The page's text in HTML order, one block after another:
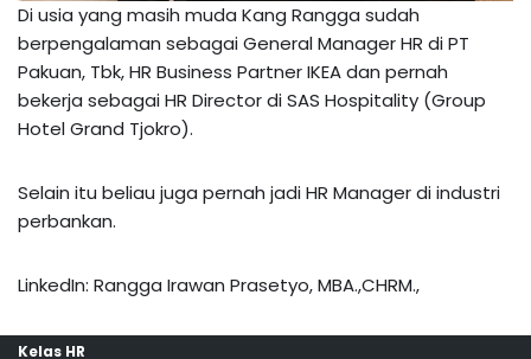
Di usia yang masih muda Kang Rangga sudah
berpengalaman sebagai General Manager HR di PT
Pakuan, Tbk, HR Business Partner IKEA dan pernah
bekerja sebagai HR Director di SAS Hospitality (Group
Hotel Grand Tjokro).
Selain itu beliau juga pernah jadi HR Manager di industri
perbankan.
LinkedIn: Rangga Irawan Prasetyo, MBA.,CHRM.,
Kelas HR